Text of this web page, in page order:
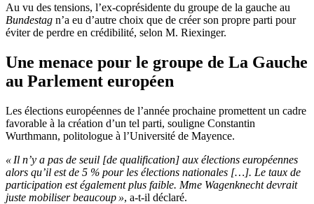
Au vu des tensions, l’ex-coprésidente du groupe de la gauche au
Bundestag n’a eu d’autre choix que de créer son propre parti pour
éviter de perdre en crédibilité, selon M. Riexinger.
Une menace pour le groupe de La Gauche
au Parlement européen
Les élections européennes de l’année prochaine promettent un cadre
favorable à la création d’un tel parti, souligne Constantin
Wurthmann, politologue à l’Université de Mayence.
« Il n’y a pas de seuil [de qualification] aux élections européennes
alors qu’il est de 5 % pour les élections nationales […]. Le taux de
participation est également plus faible. Mme Wagenknecht devrait
juste mobiliser beaucoup », a-t-il déclaré.